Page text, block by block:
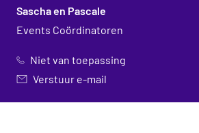
Sascha en Pascale
Events Coördinatoren
Niet van toepassing
Verstuur e-mail